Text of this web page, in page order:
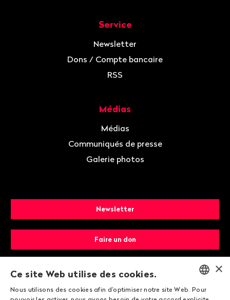
Service
Newsletter
Dons / Compte bancaire
RSS
Médias
Médias
Communiqués de presse
Galerie photos
Newsletter
Faire un don
Devenir membre
ENGLISH
×
Ce site Web utilise des cookies.
Nous utilisons des cookies afin d'optimiser notre site Web. Pour